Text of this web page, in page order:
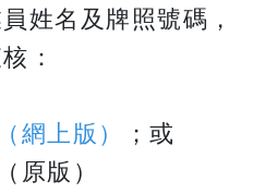
姓名及牌照號碼，
：
網上版）
；或
原版）